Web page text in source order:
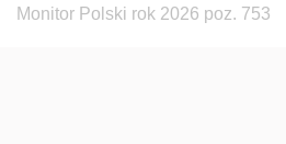
Monitor Polski rok 2026 poz. 753